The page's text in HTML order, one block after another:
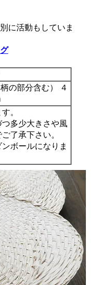
に活動もしていま
の部分含む） ４
。
多少大きさや風
了承下さい。
ボールになりま